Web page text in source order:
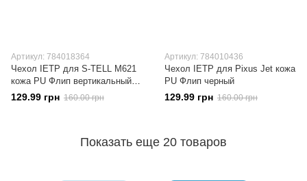
Артикул: 784018364
Чехол IETP для S-TELL M621
кожа PU Флип вертикальный
черный
129.99 грн 160.00 грн
Артикул: 784010436
Чехол IETP для Pixus Jet кожа
PU Флип черный
129.99 грн 160.00 грн
Показать еще 20 товаров